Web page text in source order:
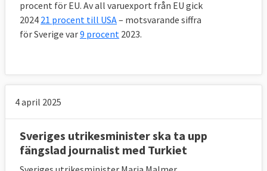
procent för EU. Av all varuexport från EU gick
2024 21 procent till USA– motsvarande siffra
för Sverige var9 procent 2023.
4 april 2025
Sveriges utrikesminister ska ta upp
fängslad journalist med Turkiet